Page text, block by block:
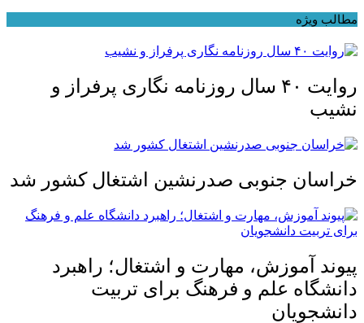
مطالب ویژه
روایت ۴۰ سال روزنامه نگاری پرفراز و
نشیب
خراسان جنوبی صدرنشین اشتغال کشور شد
پیوند آموزش، مهارت و اشتغال؛ راهبرد
دانشگاه علم و فرهنگ برای تربیت
دانشجویان